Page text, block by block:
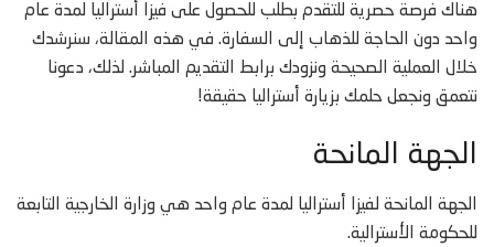
هناك فرصة حصرية للتقدم بطلب للحصول على فيزا أستراليا لمدة عام
واحد دون الحاجة للذهاب إلى السفارة. في هذه المقالة، سنرشدك
خلال العملية الصحيحة ونزودك برابط التقديم المباشر. لذلك، دعونا
نتعمق ونجعل حلمك بزيارة أستراليا حقيقة!
الجهة المانحة
الجهة المانحة لفيزا أستراليا لمدة عام واحد هي وزارة الخارجية التابعة
للحكومة الأسترالية.